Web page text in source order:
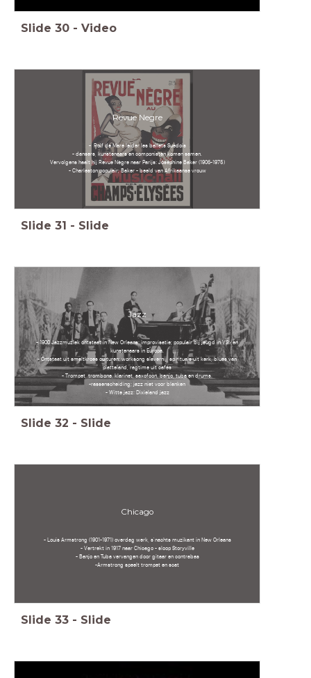
Slide 30 - Video
Revue Negre
- Rolf de Maré leider les ballets Suédois
- dansers, kunstenaars en componisten komen samen.
Vervolgens haalt hij Revue Nègre naar Parijs: Joséphine Baker (1906-1975)
- Charleston populair; Baker - beeld van Afrikaanse vrouw
Slide 31 - Slide
Jazz
- 1900 Jazzmuziek ontstaat in New Orleans: improvisatie; populair bij jeugd in VS> en
kunstenaars in Europa.
- Ontstaat uit smeltkroes culturen: worksong slavernij, spirituals uit kerk, blues van
platteland, ragtime uit cafés
- Trompet, trombone, klarinet, saxofoon, banjo, tuba en drums.
-rassenscheiding; jazz niet voor blanken
- Witte jazz: Dixieland jazz
Slide 32 - Slide
Chicago
- Louis Armstrong (1901-1971) overdag werk, s'nachts muzikant in New Orleans
- Vertrekt in 1917 naar Chicago - sloop Storyville
- Banjo en Tuba vervangen door gitaar en contrabas
-Armstrong speelt trompet en scat
Slide 33 - Slide